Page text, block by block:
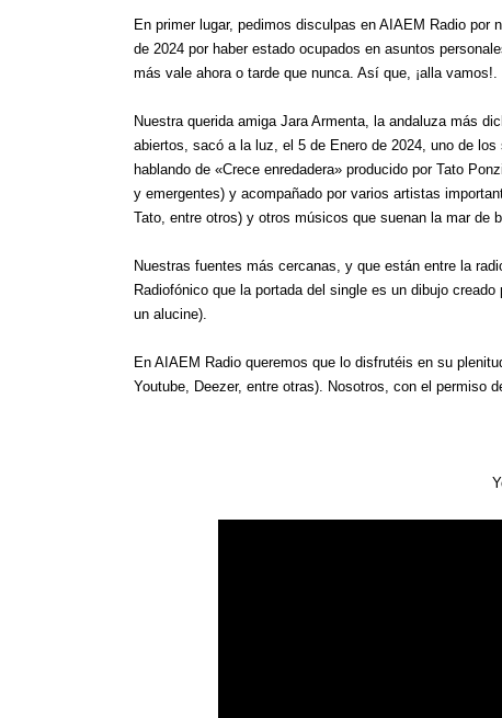
En primer lugar, pedimos disculpas en AIAEM Radio
de 2024 por haber estado ocupados en asuntos
más vale ahora o tarde que nunca. Así que, ¡alla vamos!.
Nuestra querida amiga Jara Armenta, la andaluza más
abiertos, sacó a la luz, el 5 de Enero de 2024, uno de
hablando de «Crece enredadera» producido por Tato
y emergentes) y acompañado por varios artistas
Tato, entre otros) y otros músicos que suenan la mar de
Nuestras fuentes más cercanas, y que están entre la
Radiofónico que la portada del single es un dibujo
un alucine).
En AIAEM Radio queremos que lo disfrutéis en su
Youtube, Deezer, entre otras). Nosotros, con el permiso